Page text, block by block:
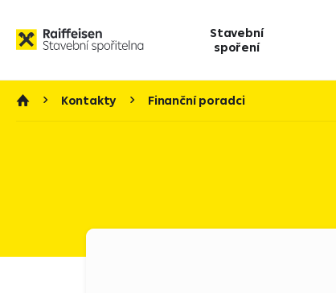
Stavební
spoření
Kontakty Finanční poradci